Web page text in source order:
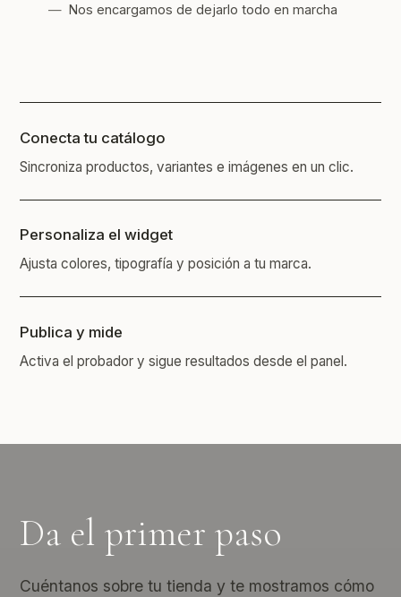
Nos encargamos de dejarlo todo en marcha
Conecta tu catálogo
Sincroniza productos, variantes e imágenes en un clic.
Personaliza el widget
Ajusta colores, tipografía y posición a tu marca.
Publica y mide
Activa el probador y sigue resultados desde el panel.
Da el primer paso
Cuéntanos sobre tu tienda y te mostramos cómo